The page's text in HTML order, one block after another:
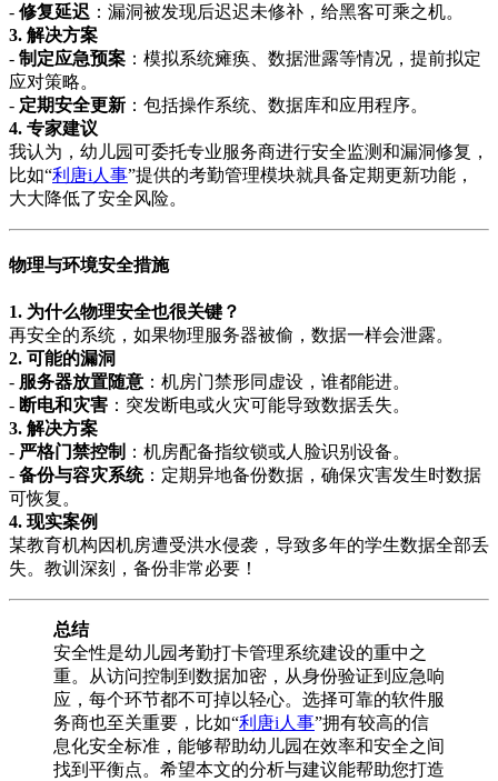
- 修复延迟 ：漏洞被发现后迟迟未修补，给黑客可乘之机。
3. 解决方案
- 制定应急预案 ：模拟系统瘫痪、数据泄露等情况，提前拟定
应对策略。
- 定期安全更新 ：包括操作系统、数据库和应用程序。
4. 专家建议
我认为，幼儿园可委托专业服务商进行安全监测和漏洞修复，
比如“利唐i人事”提供的考勤管理模块就具备定期更新功能，
大大降低了安全风险。
物理与环境安全措施
1. 为什么物理安全也很关键？
再安全的系统，如果物理服务器被偷，数据一样会泄露。
2. 可能的漏洞
- 服务器放置随意 ：机房门禁形同虚设，谁都能进。
- 断电和灾害 ：突发断电或火灾可能导致数据丢失。
3. 解决方案
- 严格门禁控制 ：机房配备指纹锁或人脸识别设备。
- 备份与容灾系统：定期异地备份数据，确保灾害发生时数据
可恢复。
4. 现实案例
某教育机构因机房遭受洪水侵袭，导致多年的学生数据全部丢
失。教训深刻，备份非常必要！
总结
安全性是幼儿园考勤打卡管理系统建设的重中之
重。从访问控制到数据加密，从身份验证到应急响
应，每个环节都不可掉以轻心。选择可靠的软件服
务商也至关重要，比如“利唐i人事”拥有较高的信
息化安全标准，能够帮助幼儿园在效率和安全之间
找到平衡点。希望本文的分析与建议能帮助您打造